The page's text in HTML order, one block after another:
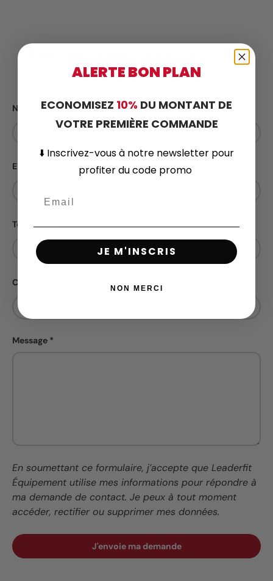
Une question sur ce produit ?
Contactez-nous
Nom
E-mail
Téléphone
Code postal
Message
En soumettant ce formulaire, j’accepte que Leaderfit
Équipement utilise mes informations pour répondre à
ma demande de contact. Je peux à tout moment
accéder, rectifier ou supprimer mes données.
J'envoie ma demande
ALERTE BON PLAN
ECONOMISEZ 10% DU MONTANT DE
VOTRE PREMIÈRE COMMANDE
⬇️ Inscrivez-vousà notre newsletter pour
profiter du code promo
JE M'INSCRIS
NON MERCI